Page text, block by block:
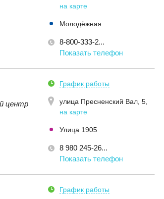
на карте
Молодёжная
8-800-333-2...
Показать телефон
центр
График работы
улица Пресненский Вал, 5
на карте
Улица 1905
8 980 245-26...
Показать телефон
График работы